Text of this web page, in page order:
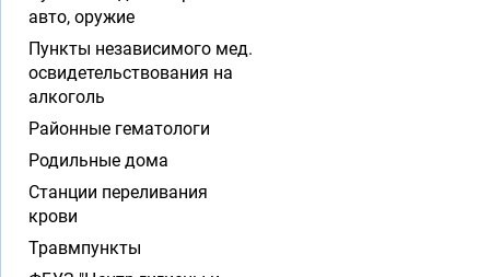
авто, оружие
Пункты независимого мед.
освидетельствования на
алкоголь
Районные гематологи
Родильные дома
Станции переливания
крови
Травмпункты